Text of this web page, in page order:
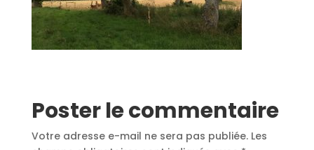
Poster le commentaire
Votre adresse e-mail ne sera pas publiée. Les